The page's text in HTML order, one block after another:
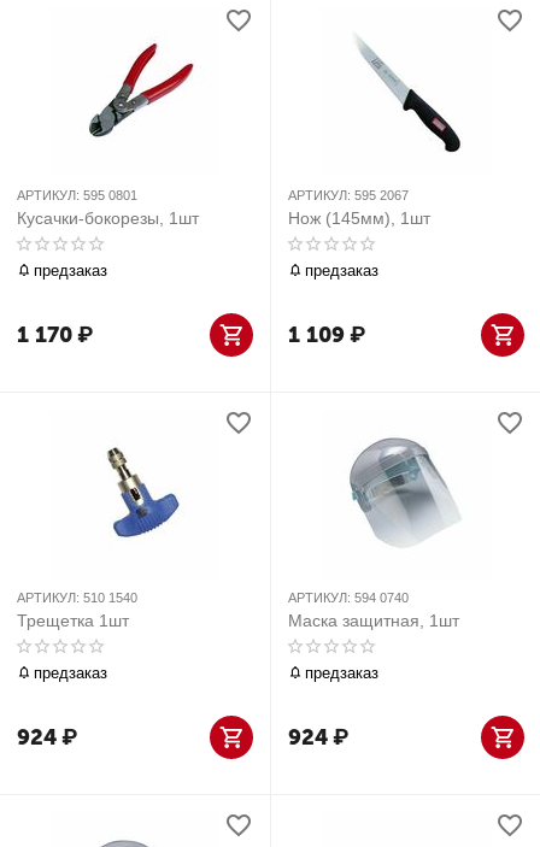
АРТИКУЛ: 595 0801
Кусачки-бокорезы, 1шт
предзаказ
1 170₽
АРТИКУЛ: 595 2067
Нож (145мм), 1шт
предзаказ
1 109₽
АРТИКУЛ: 510 1540
Трещетка 1шт
предзаказ
924₽
АРТИКУЛ: 594 0740
Маска защитная, 1шт
предзаказ
924₽